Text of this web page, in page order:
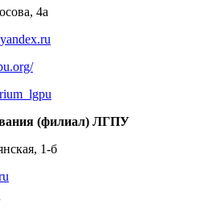
4а
(филиал) ЛГПУ
1-б